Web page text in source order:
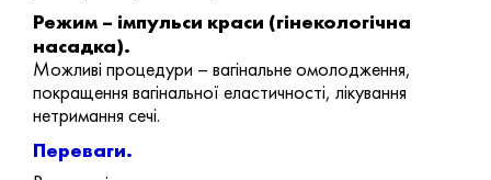
Режим – імпульси краси (гінекологічна
насадка).
Можливі процедури – вагінальне омолодження,
покращення вагінальної еластичності, лікування
нетримання сечі.
Переваги.